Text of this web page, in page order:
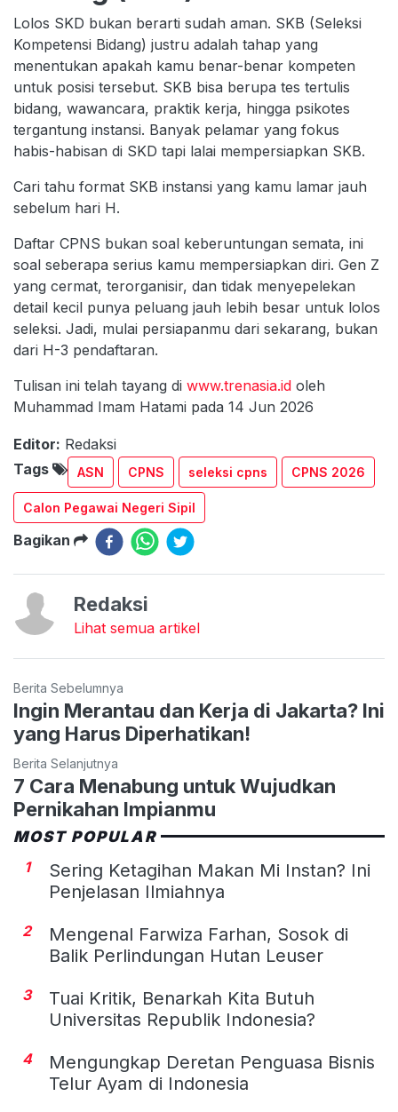
Lolos SKD bukan berarti sudah aman. SKB (Seleksi
Kompetensi Bidang) justru adalah tahap yang
menentukan apakah kamu benar-benar kompeten
untuk posisi tersebut. SKB bisa berupa tes tertulis
bidang, wawancara, praktik kerja, hingga psikotes
tergantung instansi. Banyak pelamar yang fokus
habis-habisan di SKD tapi lalai mempersiapkan SKB.
Cari tahu format SKB instansi yang kamu lamar jauh
sebelum hari H.
Daftar CPNS bukan soal keberuntungan semata, ini
soal seberapa serius kamu mempersiapkan diri. Gen Z
yang cermat, terorganisir, dan tidak menyepelekan
detail kecil punya peluang jauh lebih besar untuk lolos
seleksi. Jadi, mulai persiapanmu dari sekarang, bukan
dari H-3 pendaftaran.
Tulisan ini telah tayang di www.trenasia.id oleh
Muhammad Imam Hatami pada 14 Jun 2026
Editor: Redaksi
Tags
ASN CPNS seleksi cpns CPNS 2026
Calon Pegawai Negeri Sipil
Bagikan
Redaksi
Lihat semua artikel
Berita Sebelumnya
Ingin Merantau dan Kerja di Jakarta? Ini
yang Harus Diperhatikan!
Berita Selanjutnya
7 Cara Menabung untuk Wujudkan
Pernikahan Impianmu
MOST POPULAR
1
Sering Ketagihan Makan Mi Instan? Ini
Penjelasan Ilmiahnya
2
Mengenal Farwiza Farhan, Sosok di
Balik Perlindungan Hutan Leuser
3
Tuai Kritik, Benarkah Kita Butuh
Universitas Republik Indonesia?
4
Mengungkap Deretan Penguasa Bisnis
Telur Ayam di Indonesia